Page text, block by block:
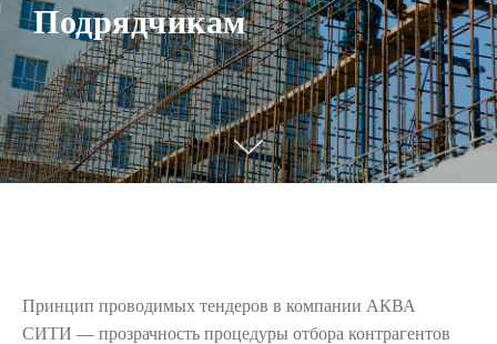
Подрядчикам
Принцип проводимых тендеров в компании АКВА
СИТИ — прозрачность процедуры отбора контрагентов